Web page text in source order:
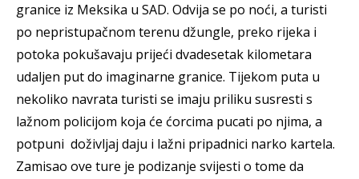
granice iz Meksika u SAD. Odvija se po noći, a turisti
po nepristupačnom terenu džungle, preko rijeka i
potoka pokušavaju prijeći dvadesetak kilometara
udaljen put do imaginarne granice. Tijekom puta u
nekoliko navrata turisti se imaju priliku susresti s
lažnom policijom koja će ćorcima pucati po njima, a
potpuni doživljaj daju i lažni pripadnici narko kartela.
Zamisao ove ture je podizanje svijesti o tome da